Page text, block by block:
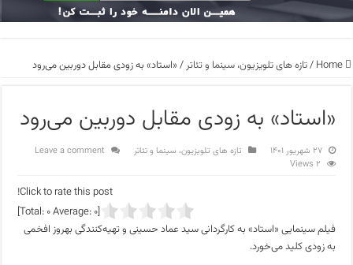
Home
/تازه های تلویزیون، سینما و تئاتر / «استاد» به زودی مقابل دوربین می‌رود
«استاد» به زودی مقابل دوربین می‌رود
۲۷ شهریور ۱۴۰۱ تازه های تلویزیون، سینما و تئاتر
Leave a comment
2 Views
Click to rate this post!
[Total:
0Average: 0
]
فیلم سینمایی «استاد» به کارگردانی سید عماد حسینی و تهیه‌کنندگی بهروز افخمی
به زودی کلید می‌خورد.